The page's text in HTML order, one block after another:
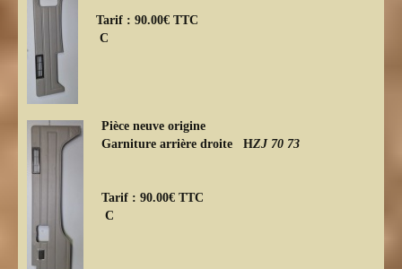
Tarif : 90.00€ TTC
C
Pièce neuve origine
Garniture arrière droite HZJ 70 73
Tarif : 90.00€ TTC
C